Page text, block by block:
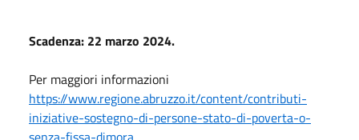
Scadenza: 22 marzo 2024.
Per maggiori informazioni
https://www.regione.abruzzo.it/content/contributi-
iniziative-sostegno-di-persone-stato-di-poverta-o-